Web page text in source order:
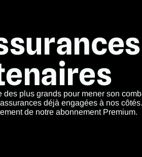
plus grands pour mener son
déjà engagées à nos
de notre abonnement Premium.